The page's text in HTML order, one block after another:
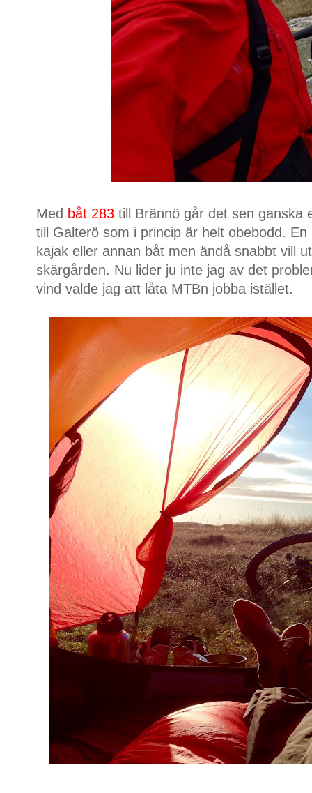
Med båt 283 till Brännö går det sen ganska
till Galterö som i princip är helt obebodd.
kajak eller annan båt men ändå snabbt vill
skärgården. Nu lider ju inte jag av det
vind valde jag att låta MTBn jobba istället.